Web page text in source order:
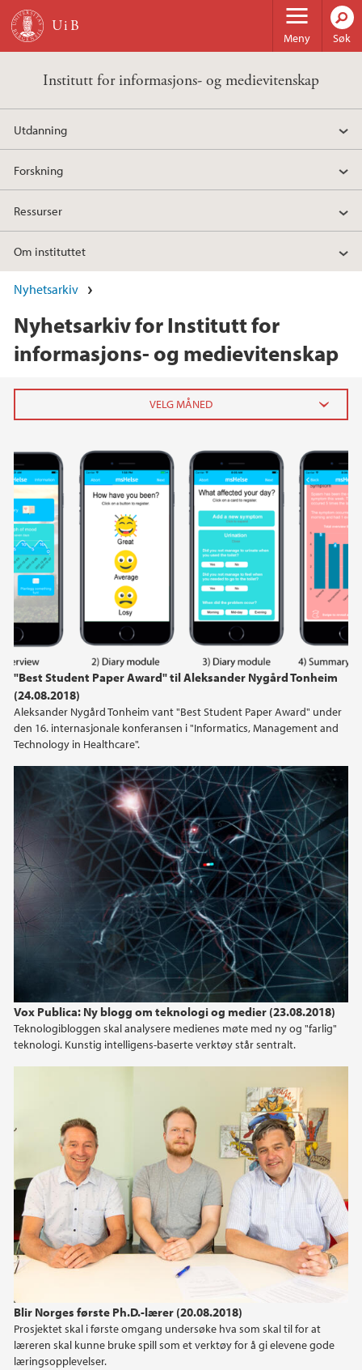
Hopp til hovedinnhold
Meny Søk
Institutt for informasjons- og medievitenskap
Utdanning
Forskning
Ressurser
Om instituttet
Nyhetsarkiv
Nyhetsarkiv for Institutt for
informasjons- og medievitenskap
"Best Student Paper Award" til Aleksander Nygård Tonheim
(24.08.2018)
Aleksander Nygård Tonheim vant "Best Student Paper Award" under
den 16. internasjonale konferansen i "Informatics, Management and
Technology in Healthcare".
Vox Publica: Ny blogg om teknologi og medier (23.08.2018)
Teknologibloggen skal analysere medienes møte med ny og "farlig"
teknologi. Kunstig intelligens-baserte verktøy står sentralt.
Blir Norges første Ph.D.-lærer (20.08.2018)
Prosjektet skal i første omgang undersøke hva som skal til for at
læreren skal kunne bruke spill som et verktøy for å gi elevene gode
læringsopplevelser.
juni (1)
april (2)
mars (2)
januar (2)
2024
2023
2022
2021
2020
2019
2018
2017
2016
2015
2014
2012
2011
2009